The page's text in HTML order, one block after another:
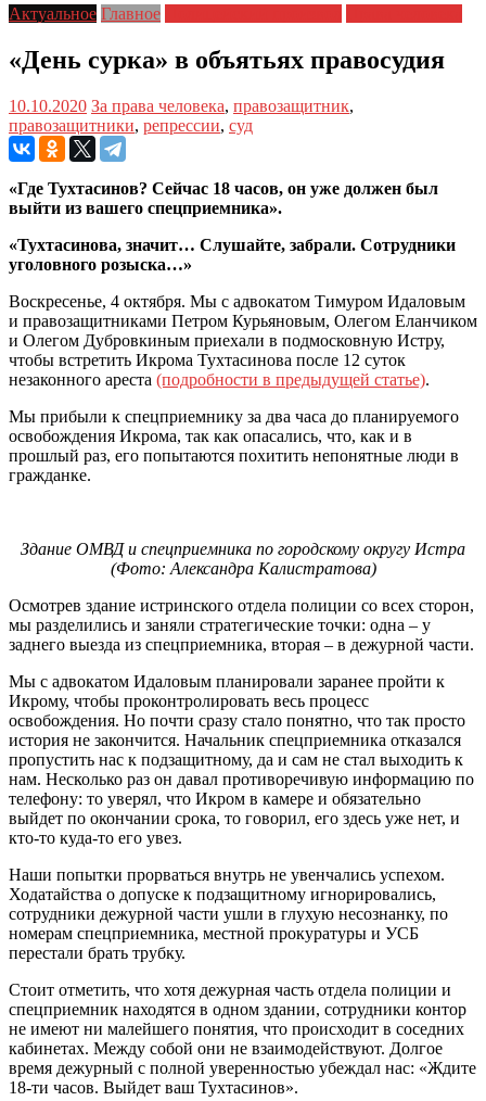
Актуальное Главное
«День сурка» в объятьях правосудия
10.10.2020 За права человека, правозащитник,
правозащитники, репрессии, суд
«Где Тухтасинов? Сейчас 18 часов, он уже должен был
выйти из вашего спецприемника».
«Тухтасинова, значит… Слушайте, забрали. Сотрудники
уголовного розыска…»
Воскресенье, 4 октября. Мы с адвокатом Тимуром Идаловым
и правозащитниками Петром Курьяновым, Олегом Еланчиком
и Олегом Дубровкиным приехали в подмосковную Истру,
чтобы встретить Икрома Тухтасинова после 12 суток
незаконного ареста (подробности в предыдущей статье).
Мы прибыли к спецприемнику за два часа до планируемого
освобождения Икрома, так как опасались, что, как и в
прошлый раз, его попытаются похитить непонятные люди в
гражданке.
Здание ОМВД и спецприемника по городскому округу Истра
(Фото: Александра Калистратова)
Осмотрев здание истринского отдела полиции со всех сторон,
мы разделились и заняли стратегические точки: одна – у
заднего выезда из спецприемника, вторая – в дежурной части.
Мы с адвокатом Идаловым планировали заранее пройти к
Икрому, чтобы проконтролировать весь процесс
освобождения. Но почти сразу стало понятно, что так просто
история не закончится. Начальник спецприемника отказался
пропустить нас к подзащитному, да и сам не стал выходить к
нам. Несколько раз он давал противоречивую информацию по
телефону: то уверял, что Икром в камере и обязательно
выйдет по окончании срока, то говорил, его здесь уже нет, и
кто-то куда-то его увез.
Наши попытки прорваться внутрь не увенчались успехом.
Ходатайства о допуске к подзащитному игнорировались,
сотрудники дежурной части ушли в глухую несознанку, по
номерам спецприемника, местной прокуратуры и УСБ
перестали брать трубку.
Стоит отметить, что хотя дежурная часть отдела полиции и
спецприемник находятся в одном здании, сотрудники контор
не имеют ни малейшего понятия, что происходит в соседних
кабинетах. Между собой они не взаимодействуют. Долгое
время дежурный с полной уверенностью убеждал нас: «Ждите
18-ти часов. Выйдет ваш Тухтасинов».